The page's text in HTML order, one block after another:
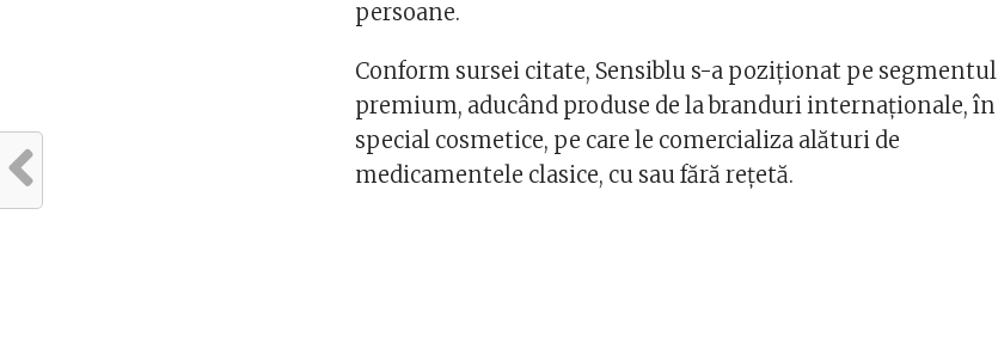
persoane.
Conform sursei citate, Sensiblu s-a poziţionat pe segmentul
premium, aducând produse de la branduri internaţionale, în
special cosmetice, pe care le comercializa alături de
medicamentele clasice, cu sau fără reţetă.